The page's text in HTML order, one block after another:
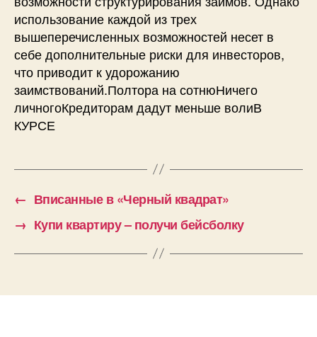
использование каждой из трех
вышеперечисленных возможностей несет в
себе дополнительные риски для инвесторов,
что приводит к удорожанию
заимствований.Полтора на сотнюНичего
личногоКредиторам дадут меньше волиВ
КУРСЕ
← Вписанные в «Черный квадрат»
→ Купи квартиру – получи бейсболку